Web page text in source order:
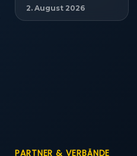
2. August 2026
PARTNER & VERBÄNDE